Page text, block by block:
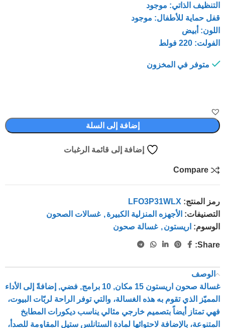
التنظيف الذاتي: موجود
قفل حماية للأطفال: موجود
اللون: أبيض
الفولت: 220 فولط
متوفر في المخزون
إضافة إلى السلة
إضافة إلى قائمة الرغبات
Compare
رمز المنتج: LFO3P31WLX
التصنيفات: الأجهزه المنزلية الكبيرة, غسالات الصحون
الوسوم: اريستون, غسالة صحون
Share:
الوصف
غسالة صحون اريستون 15 مكان, 10 برامج, فضي, إضافةً إلى الأداء
المميّز الذي تقوم به هذه الغسالة، والتي توفر الراحة لربّات البيوت،
فهي تمتاز أيضاً بتصميم خارجي مثالي يناسب ديكورات المطابخ
المتنوعة، بالإضافة لاحتوائها لمادة الستانلس ستيل المقاومة للصدأ،